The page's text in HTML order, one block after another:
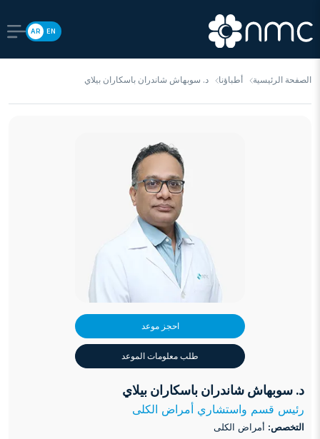
EN
AR
الصفحة الرئيسية أطباؤنا د. سوبهاش شاندران باسكاران بيلاي
احجز موعد
طلب معلومات الموعد
د. سوبهاش شاندران باسكاران بيلاي
رئيس قسم واستشاري أمراض الكلى
التخصص: أمراض الكلى